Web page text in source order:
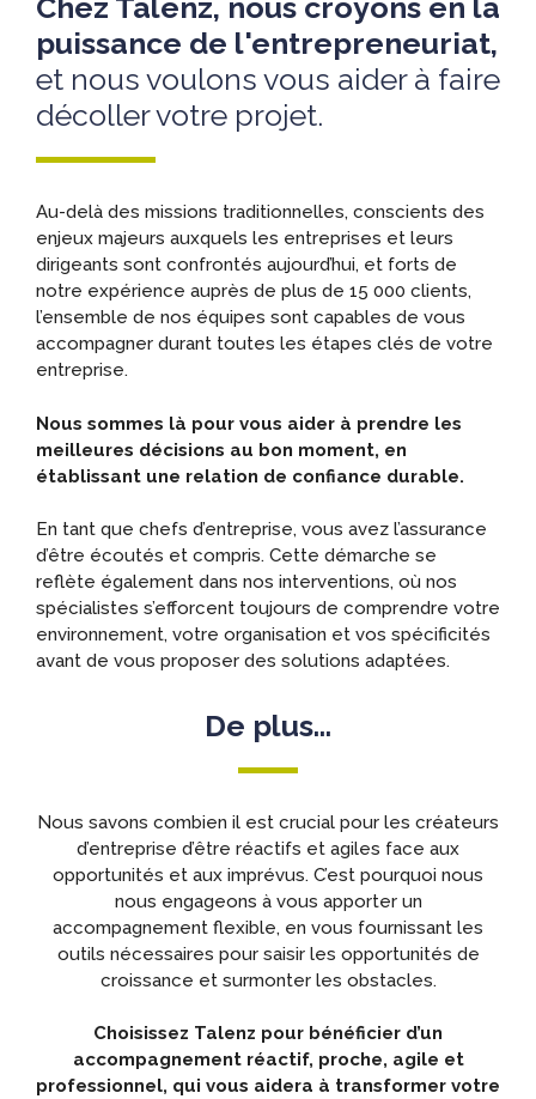
Chez Talenz, nous croyons en la
puissance de l'entrepreneuriat,
et nous voulons vous aider à faire
décoller votre projet.
Au-delà des missions traditionnelles, conscients des
enjeux majeurs auxquels les entreprises et leurs
dirigeants sont confrontés aujourd’hui, et forts de
notre expérience auprès de plus de 15 000 clients,
l’ensemble de nos équipes sont capables de vous
accompagner durant toutes les étapes clés de votre
entreprise.
Nous sommes là pour vous aider à prendre les
meilleures décisions au bon moment, en
établissant une relation de confiance durable.
En tant que chefs d’entreprise, vous avez l’assurance
d’être écoutés et compris. Cette démarche se
reflète également dans nos interventions, où nos
spécialistes s’efforcent toujours de comprendre votre
environnement, votre organisation et vos spécificités
avant de vous proposer des solutions adaptées.
De plus...
Nous savons combien il est crucial pour les créateurs
d’entreprise d’être réactifs et agiles face aux
opportunités et aux imprévus. C’est pourquoi nous
nous engageons à vous apporter un
accompagnement flexible, en vous fournissant les
outils nécessaires pour saisir les opportunités de
croissance et surmonter les obstacles.
Choisissez Talenz pour bénéficier d’un
accompagnement réactif, proche, agile et
professionnel, qui vous aidera à transformer votre